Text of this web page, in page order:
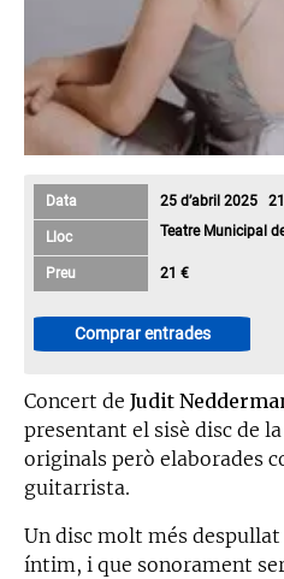
Data 25 d’abril 2025
Lloc Teatre Municipal
Preu 21 €
Comprar entrades
Concert de Judit
presentant el sisè disc de
originals però elaborades
guitarrista.
Un disc molt més
íntim, i que sonorament